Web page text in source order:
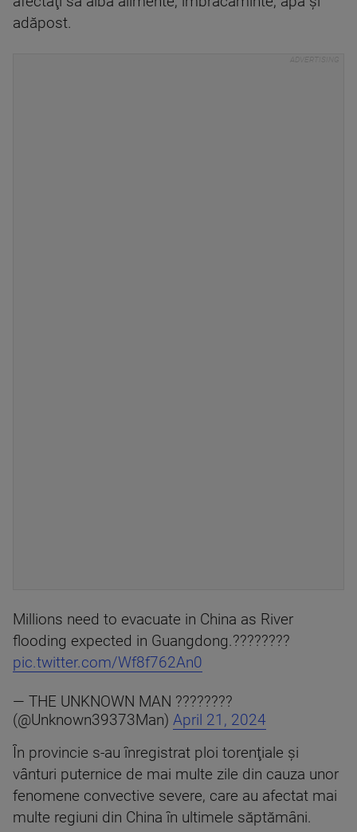
adăpost.
Millions need to evacuate in China as River
flooding expected in Guangdong.????????
pic.twitter.com/Wf8f762An0
— THE UNKNOWN MAN ????????
(@Unknown39373Man) April 21, 2024
În provincie s-au înregistrat ploi torenţiale şi
vânturi puternice de mai multe zile din cauza unor
fenomene convective severe, care au afectat mai
multe regiuni din China în ultimele săptămâni.